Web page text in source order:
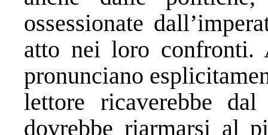
ossessionate
atto nei loro confronti.
pronunciano
lettore ricaverebbe
dovrebbe riarmarsi al